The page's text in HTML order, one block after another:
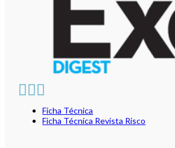
Ficha Técnica
Ficha Técnica Revista Risco